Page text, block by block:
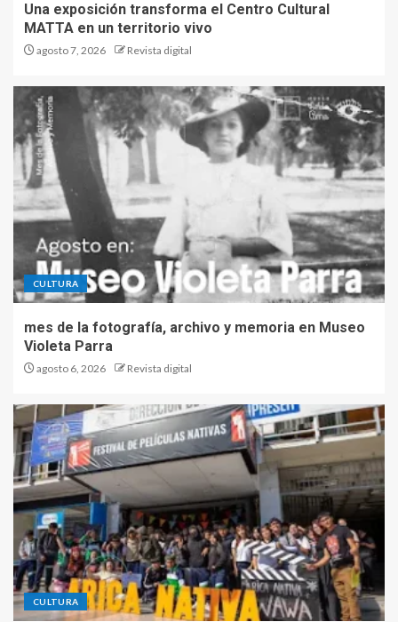
Una exposición transforma el Centro Cultural
MATTA en un territorio vivo
agosto 7, 2026 Revista digital
CULTURA
mes de la fotografía, archivo y memoria en Museo
Violeta Parra
agosto 6, 2026 Revista digital
CULTURA